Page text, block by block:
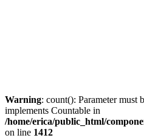
Warning: count(): Parameter must
implements Countable in
/home/erica/public_html/
on line 1412